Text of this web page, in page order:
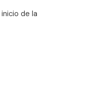
de la